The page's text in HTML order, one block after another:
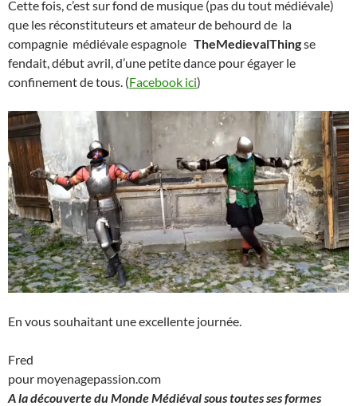
Cette fois, c’est sur fond de musique (pas du tout médiévale)
que les réconstituteurs et amateur de behourd de la
compagnie médiévale espagnole TheMedievalThingse
fendait, début avril, d’une petite dance pour égayer le
confinement de tous. (Facebook ici)
En vous souhaitant une excellente journée.
Fred
pour moyenagepassion.com
A la découverte du Monde Médiéval sous toutes ses formes